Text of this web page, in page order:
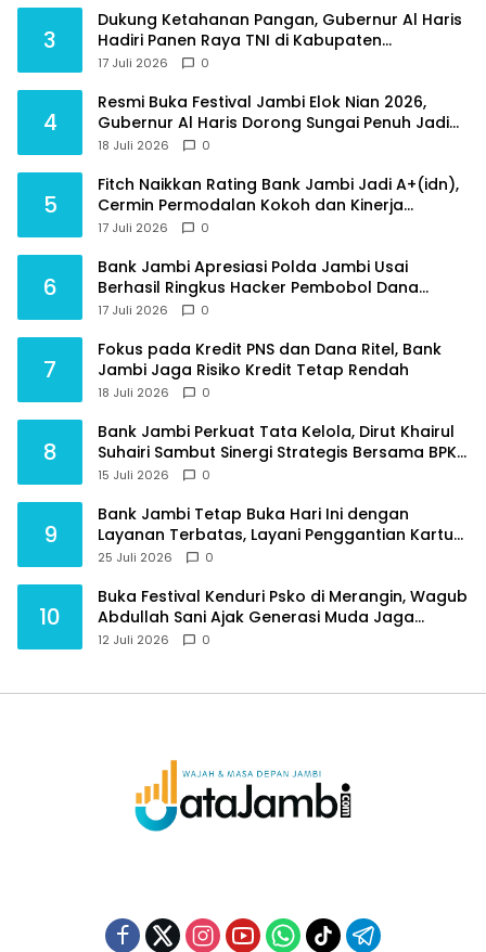
3
Dukung Ketahanan Pangan, Gubernur Al Haris
Hadiri Panen Raya TNI di Kabupaten
Tanjungjabung Timur
17 Juli 2026 0
4
Resmi Buka Festival Jambi Elok Nian 2026,
Gubernur Al Haris Dorong Sungai Penuh Jadi
Destinasi Wisata Budaya Unggulan
18 Juli 2026 0
5
Fitch Naikkan Rating Bank Jambi Jadi A+(idn),
Cermin Permodalan Kokoh dan Kinerja
Keuangan Sehat
17 Juli 2026 0
6
Bank Jambi Apresiasi Polda Jambi Usai
Berhasil Ringkus Hacker Pembobol Dana
Nasabah
17 Juli 2026 0
7
Fokus pada Kredit PNS dan Dana Ritel, Bank
Jambi Jaga Risiko Kredit Tetap Rendah
18 Juli 2026 0
8
Bank Jambi Perkuat Tata Kelola, Dirut Khairul
Suhairi Sambut Sinergi Strategis Bersama BPKP
Jambi
15 Juli 2026 0
9
Bank Jambi Tetap Buka Hari Ini dengan
Layanan Terbatas, Layani Penggantian Kartu
ATM dan Perubahan PIN
25 Juli 2026 0
10
Buka Festival Kenduri Psko di Merangin, Wagub
Abdullah Sani Ajak Generasi Muda Jaga
Budaya dan Jauhi Narkoba
12 Juli 2026 0